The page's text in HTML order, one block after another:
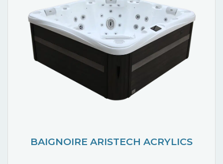
BAIGNOIRE ARISTECH ACRYLICS